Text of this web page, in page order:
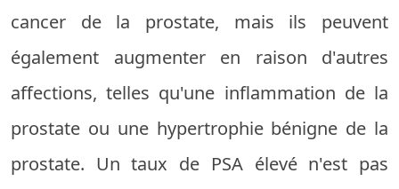
cancer de la prostate, mais ils peuvent
également augmenter en raison d'autres
affections, telles qu'une inflammation de la
prostate ou une hypertrophie bénigne de la
prostate. Un taux de PSA élevé n'est pas